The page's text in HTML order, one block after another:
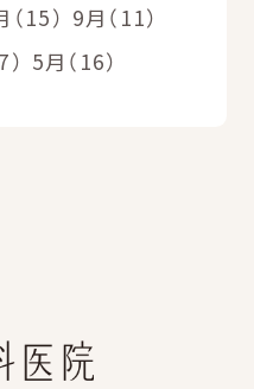
15） 9月（11）
5月（16）